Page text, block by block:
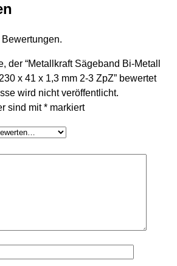
der “Metallkraft Sägeband Bi-Metall
x 41 x 1,3 mm 2-3 ZpZ” bewertet
wird nicht veröffentlicht.
sind mit* markiert